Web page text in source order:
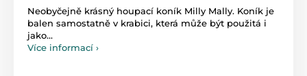
Neobyčejně krásný houpací koník Milly Mally. Koník je
balen samostatně v krabici, která může být použitá i
jako...
Více informací ›